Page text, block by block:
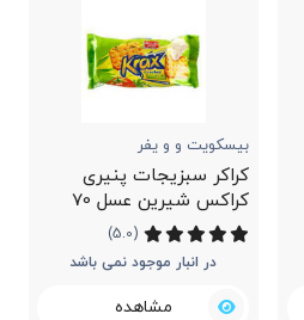
بیسکویت و و یفر
کراکر سبزیجات پنیری
کراکس شیرین عسل 70
گرمی
(5.0)
در انبار موجود نمی باشد
مشاهده